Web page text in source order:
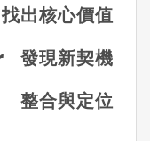
找出核心價值
發現新契機
整合與定位